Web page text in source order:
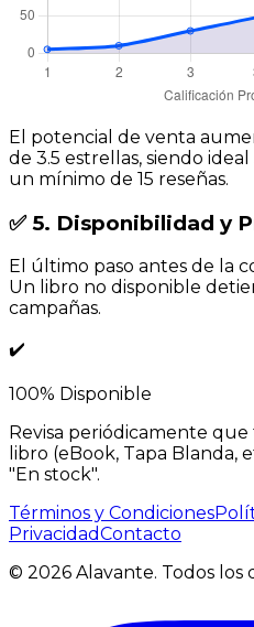
El potencial de venta
de 3.5 estrellas, siendo
un mínimo de 15 reseñas.
✅ 5. Disponibilidad y
El último paso antes de la
Un libro no disponible
campañas.
✔️
100% Disponible
Revisa periódicamente
libro (eBook, Tapa Blanda,
"En stock".
Términos y Condiciones
PrivacidadContacto
© 2026 Alavante. Todos los